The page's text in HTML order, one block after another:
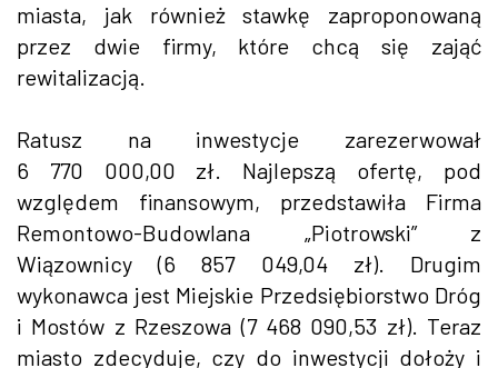
miasta, jak również stawkę zaproponowaną
przez dwie firmy, które chcą się zająć
rewitalizacją.
Ratusz na inwestycje zarezerwował
6 770 000,00 zł. Najlepszą ofertę, pod
względem finansowym, przedstawiła Firma
Remontowo-Budowlana „Piotrowski” z
Wiązownicy (6 857 049,04 zł). Drugim
wykonawca jest Miejskie Przedsiębiorstwo Dróg
i Mostów z Rzeszowa (7 468 090,53 zł). Teraz
miasto zdecyduje, czy do inwestycji dołoży i